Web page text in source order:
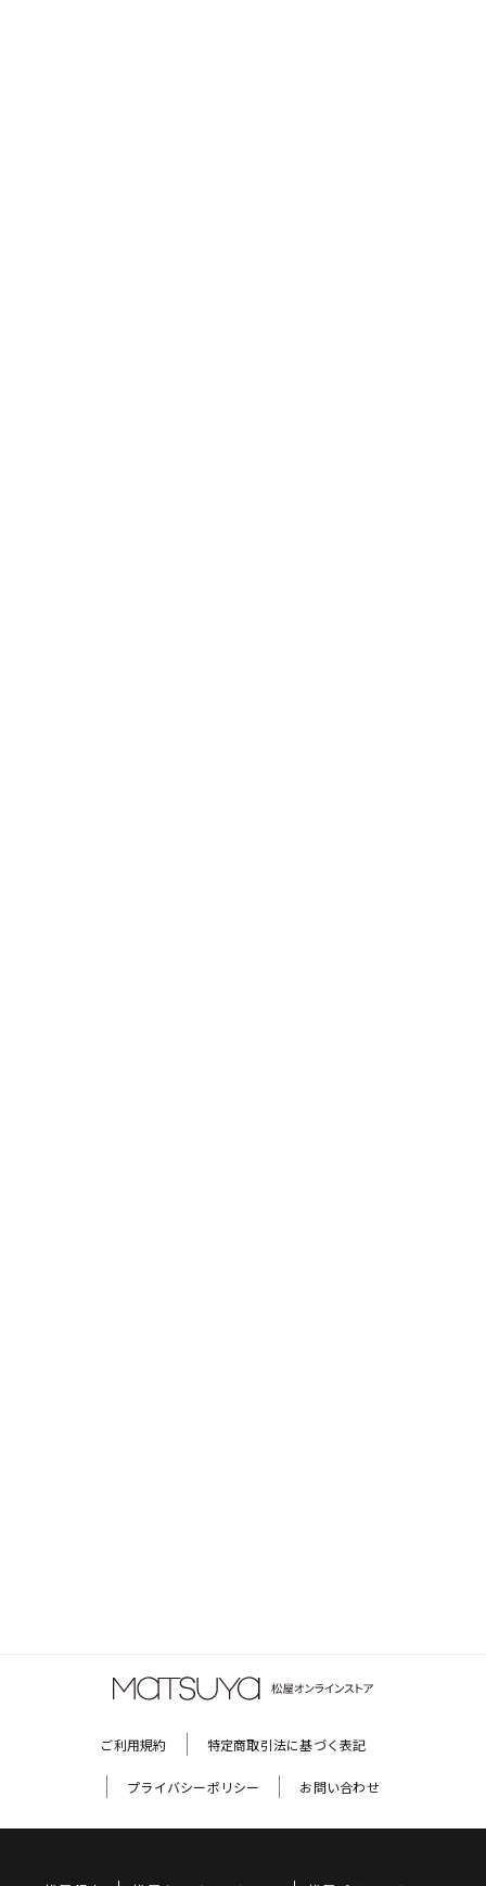
ご利用規約 特定商取引法に基づく表記
プライバシーポリシー お問い合わせ